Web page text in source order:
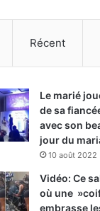
Récent
Le marié
de sa
avec son
jour du
10 août 2022
Vidéo: Ce
où une
embrasse